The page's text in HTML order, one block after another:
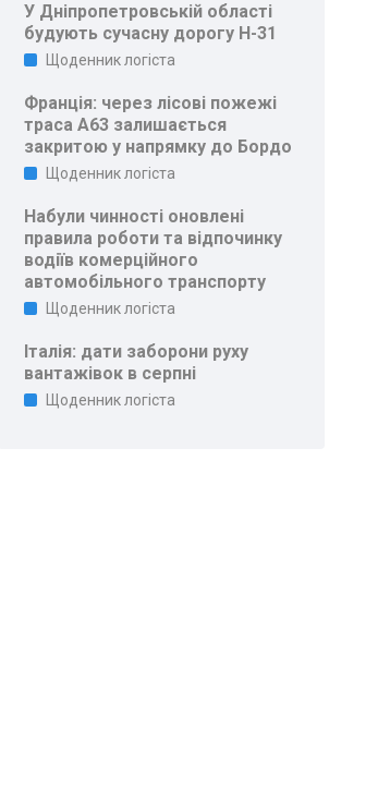
У Дніпропетровській області
будують сучасну дорогу Н-31
Щоденник логіста
Франція: через лісові пожежі
траса A63 залишається
закритою у напрямку до Бордо
Щоденник логіста
Набули чинності оновлені
правила роботи та відпочинку
водіїв комерційного
автомобільного транспорту
Щоденник логіста
Італія: дати заборони руху
вантажівок в серпні
Щоденник логіста